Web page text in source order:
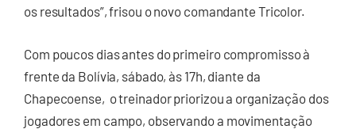
os resultados”, frisou o novo comandante Tricolor.
Com poucos dias antes do primeiro compromisso à
frente da Bolívia, sábado, às 17h, diante da
Chapecoense, o treinador priorizou a organização dos
jogadores em campo, observando a movimentação